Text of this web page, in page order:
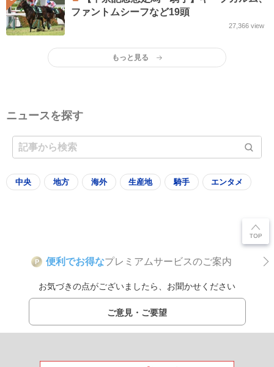
ファントムシーフなど19頭
27,366 view
もっと見る
ニュースを探す
中央 地方 海外 生産地 騎手 エンタメ
P 便利でお得なプレミアムサービスのご案内
お気づきの点がございましたら、お聞かせください
ご意見・ご要望